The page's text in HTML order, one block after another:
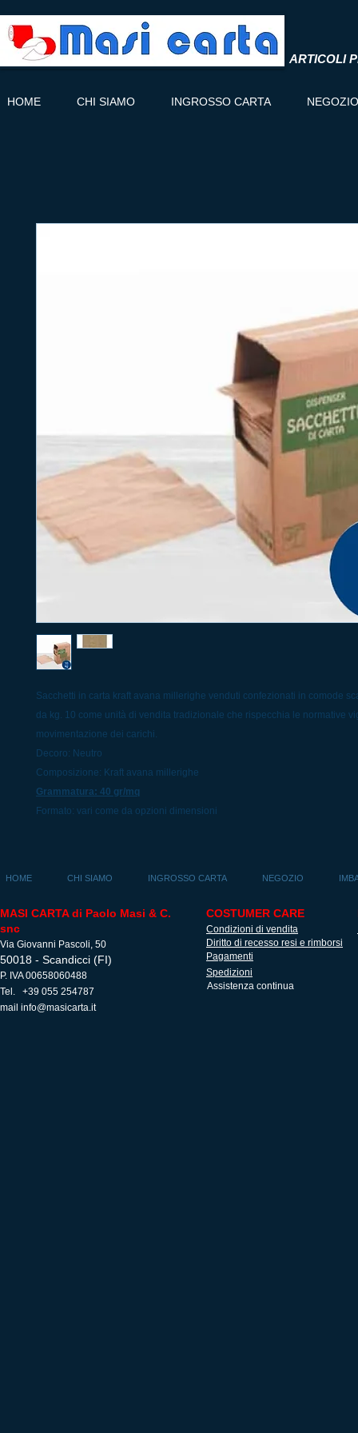
ARTICOLI
HOME CHI SIAMO INGROSSO CARTA NEGOZIO
Sacchetti in carta kraft avana millerighe venduti confezionati in comode
da kg. 10 come unità di vendita tradizionale che rispecchia le normative
movimentazione dei carichi.
Decoro: Neutro
Composizione: Kraft avana millerighe
Grammatura: 40 gr/mq
Formato: vari come da opzioni dimensioni
HOME CHI SIAMO INGROSSO CARTA NEGOZIO
MASI CARTA di Paolo Masi & C.
snc
Via Giovanni Pascoli, 50
50018 - Scandicci (FI)
P. IVA 00658060488
Tel. +39 055 254787
mail info@masicarta.it
COSTUMER CARE
Condizioni di vendita
Diritto di recesso resi e rimborsi
Pagamenti
Spedizioni
Assistenza continua